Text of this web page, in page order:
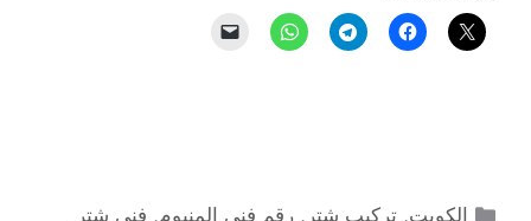
التصنيفات
الكويت,تركيب شتر ,رقم فني المنيوم, فني شتر